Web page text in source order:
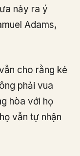
nảy ra ý
Adams,
cho rằng kẻ
phải vua
hòa với họ
vẫn tự nhận